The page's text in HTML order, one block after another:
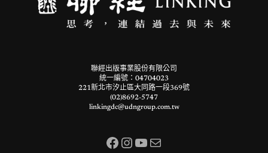
聯經出版事業股份有限公司
統一編號：04704023
221新北市汐止區大同路一段369號
(02)8692-5747
linkingdc@udngroup.com.tw
Facebook InstagramYouTube 電子郵件